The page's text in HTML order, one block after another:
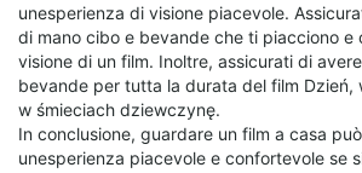
unesperienza di visione piacevole.
di mano cibo e bevande che ti piacciono e
visione di un film. Inoltre, assicurati di
bevande per tutta la durata del film Dzień,
w śmieciach dziewczynę.
In conclusione, guardare un film a casa
unesperienza piacevole e confortevole se